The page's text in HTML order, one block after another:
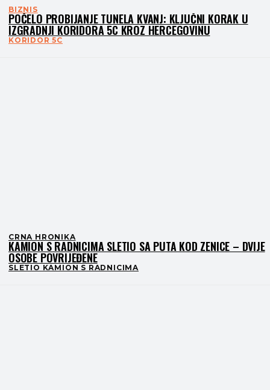
BIZNIS
POČELO PROBIJANJE TUNELA KVANJ: KLJUČNI KORAK U
IZGRADNJI KORIDORA 5C KROZ HERCEGOVINU
KORIDOR 5C
CRNA HRONIKA
KAMION S RADNICIMA SLETIO SA PUTA KOD ZENICE – DVIJE
OSOBE POVRIJEĐENE
SLETIO KAMION S RADNICIMA